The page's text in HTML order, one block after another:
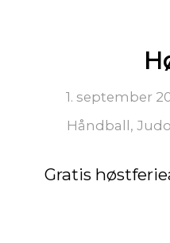
1. september
Håndball , Judo
Gratis